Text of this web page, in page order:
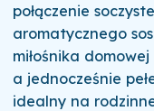
połączenie
aromatycznego
miłośnika
a jednocześnie
idealny na